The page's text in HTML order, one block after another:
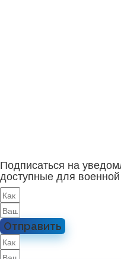
Подписаться на
доступные для военной
Отправить